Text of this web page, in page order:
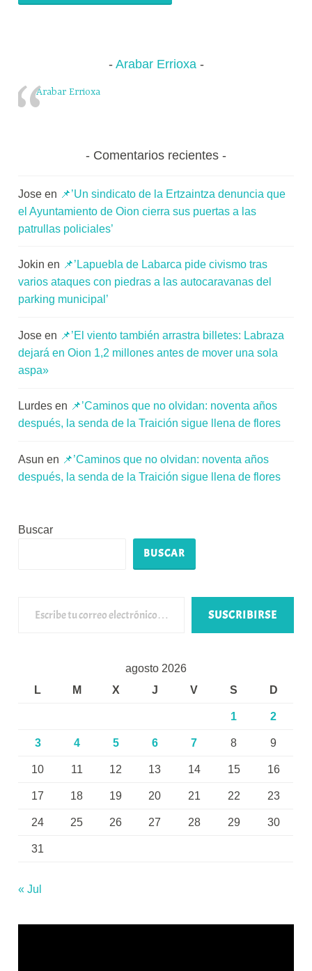
Arabar Errioxa
Arabar Errioxa
Comentarios recientes
Jose en 📌’Un sindicato de la Ertzaintza denuncia que
el Ayuntamiento de Oion cierra sus puertas a las
patrullas policiales’
Jokin en 📌’Lapuebla de Labarca pide civismo tras
varios ataques con piedras a las autocaravanas del
parking municipal’
Jose en 📌’El viento también arrastra billetes: Labraza
dejará en Oion 1,2 millones antes de mover una sola
aspa»
Lurdes en 📌’Caminos que no olvidan: noventa años
después, la senda de la Traición sigue llena de flores
Asun en 📌’Caminos que no olvidan: noventa años
después, la senda de la Traición sigue llena de flores
Buscar
BUSCAR
SUSCRIBIRSE
agosto 2026
L
M X J V S D
1 2
3 4 5 6 7 8 9
10 11 12 13 14 15 16
17 18 19 20 21 22 23
24 25 26 27 28 29 30
31
« Jul